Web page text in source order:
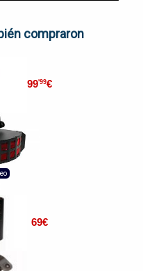
compraron
99'99€
69€